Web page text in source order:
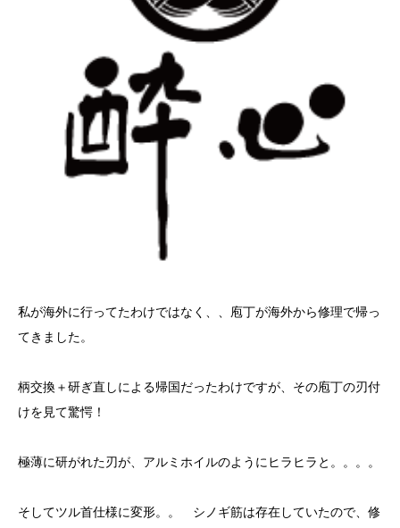
私が海外に行ってたわけではなく、、庖丁が海外から修理で帰っ
てきました。
柄交換＋研ぎ直しによる帰国だったわけですが、その庖丁の刃付
けを見て驚愕！
極薄に研がれた刃が、アルミホイルのようにヒラヒラと。。。。
そしてツル首仕様に変形。。 シノギ筋は存在していたので、修